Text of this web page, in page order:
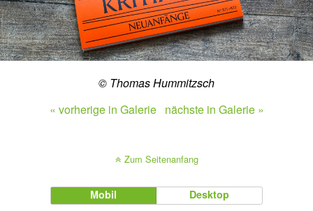
© Thomas Hummitzsch
« vorherige in Galerie nächste in Galerie »
Zum Seitenanfang
Mobil Desktop